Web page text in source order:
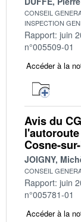
CONSEIL
INSPECTION
Rapport: juin
n°005509-01
Accéder à la
Avis du
Cosne-
JOIGNY,
CONSEIL
Rapport: juin
n°005781-01
Accéder à la